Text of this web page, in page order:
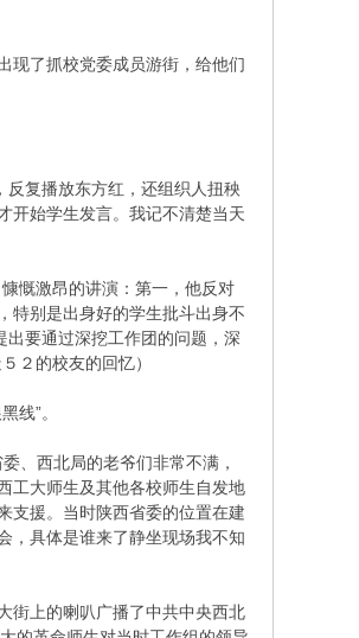
了抓校党委成员游街，给他们
反复播放东方红，还组织人扭秧
开始学生发言。我记不清楚当天
慨激昂的讲演：第一，他反对
特别是出身好的学生批斗出身不
出要通过深挖工作团的问题，深
２的校友的回忆）
线”。
、西北局的老爷们非常不满，
工大师生及其他各校师生自发地
支援。当时陕西省委的位置在建
，具体是谁来了静坐现场我不知
上的喇叭广播了中共中央西北